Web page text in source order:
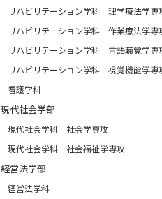
リハビリテーション学科 理学療法学専
リハビリテーション学科 作業療法学専
リハビリテーション学科 言語聴覚学専
リハビリテーション学科 視覚機能学専
看護学科
現代社会学部
現代社会学科 社会学専攻
現代社会学科 社会福祉学専攻
経営法学部
経営法学科